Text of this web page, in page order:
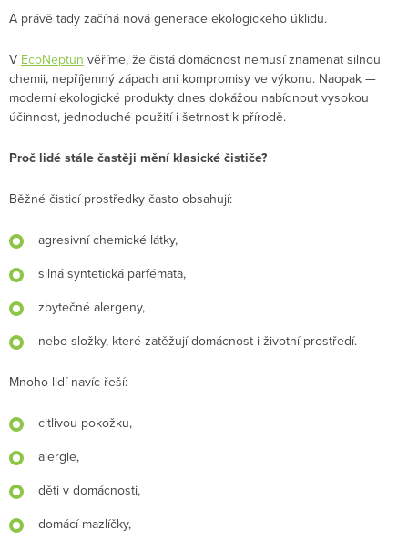
A právě tady začíná nová generace ekologického úklidu.
V EcoNeptun věříme, že čistá domácnost nemusí znamenat silnou
chemii, nepříjemný zápach ani kompromisy ve výkonu. Naopak —
moderní ekologické produkty dnes dokážou nabídnout vysokou
účinnost, jednoduché použití i šetrnost k přírodě.
Proč lidé stále častěji mění klasické čističe?
Běžné čisticí prostředky často obsahují:
agresivní chemické látky,
silná syntetická parfémata,
zbytečné alergeny,
nebo složky, které zatěžují domácnost i životní prostředí.
Mnoho lidí navíc řeší:
citlivou pokožku,
alergie,
děti v domácnosti,
domácí mazlíčky,